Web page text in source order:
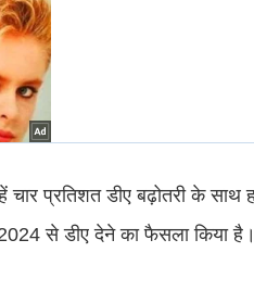
प्रतिशत डीए बढ़ोतरी के
से डीए देने का फैसला किया है।